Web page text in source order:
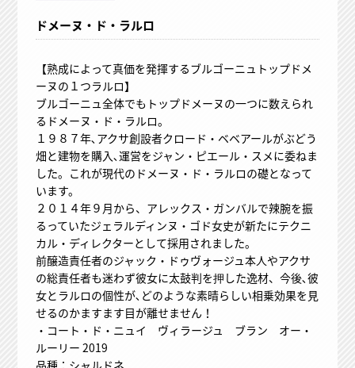
ドメーヌ・ド・ラルロ
【熟成によって真価を発揮するブルゴーニュトップドメ
ーヌの１つラルロ】
ブルゴーニュ全体でもトップドメーヌの一つに数えられ
るドメーヌ・ド・ラルロ。
１９８７年､アクサ創設者クロード・ベベアールがぶどう
畑と建物を購入､運営をジャン・ピエール・スメに委ねま
した。これが現代のドメーヌ・ド・ラルロの礎となって
います。
２０１４年９月から、アレックス・ガンバルで辣腕を振
るっていたジェラルディンヌ・ゴド女史が新たにテクニ
カル・ディレクターとして採用されました。
前醸造責任者のジャック・ドゥヴォージュ本人やアクサ
の総責任者も迷わず彼女に太鼓判を押した逸材、今後､彼
女とラルロの個性が､どのような素晴らしい相乗効果を見
せるのかますます目が離せません！
・コート・ド・ニュイ ヴィラージュ ブラン オー・
ルーリー 2019
品種：シャルドネ